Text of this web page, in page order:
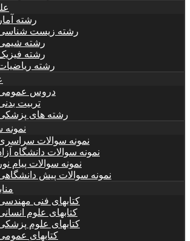
رشته آمار
رشته زیست
رشته
رشته
رشته
دروس
تربیت
رشته های
نمونه
نمونه سوالات
نمونه سوالات دانشگاه
نمونه سوالات پیام نور
نمونه سوالات پیش
کتابهای فنی
کتابهای علوم
کتابهای علوم
کتابهای